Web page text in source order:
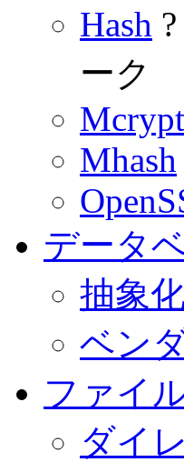
Hash
ーク
Mcrypt
Mhash
データ
抽象
ベン
ファイ
ダイ